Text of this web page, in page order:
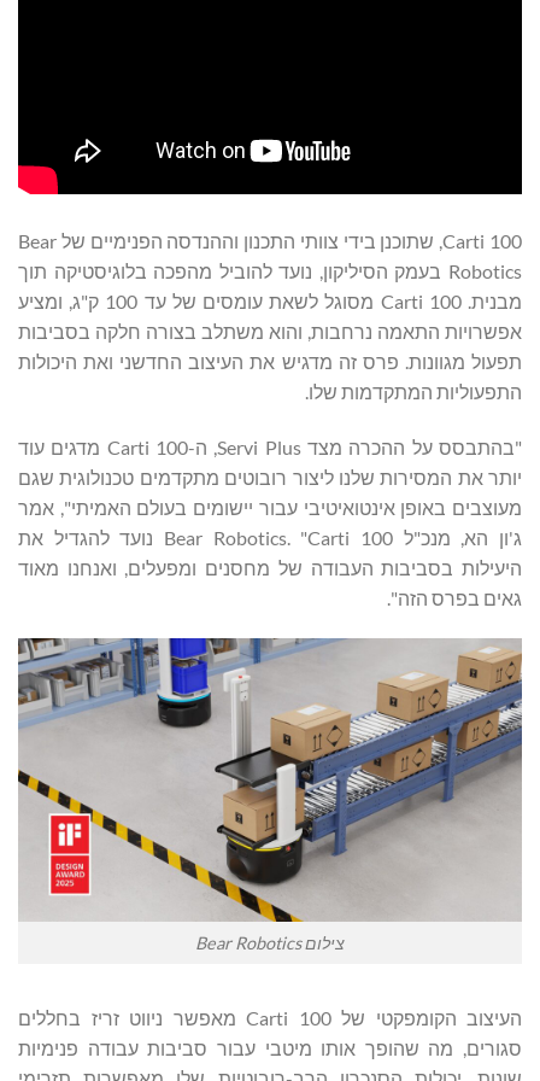
Carti 100, שתוכנן בידי צוותי התכנון וההנדסה הפנימיים של Bear
Robotics בעמק הסיליקון, נועד להוביל מהפכה בלוגיסטיקה תוך
מבנית. Carti 100 מסוגל לשאת עומסים של עד 100 ק"ג, ומציע
אפשרויות התאמה נרחבות, והוא משתלב בצורה חלקה בסביבות
תפעול מגוונות. פרס זה מדגיש את העיצוב החדשני ואת היכולות
התפעוליות המתקדמות שלו.
"בהתבסס על ההכרה מצד Servi Plus, ה-Carti 100 מדגים עוד
יותר את המסירות שלנו ליצור רובוטים מתקדמים טכנולוגית שגם
מעוצבים באופן אינטואיטיבי עבור יישומים בעולם האמיתי", אמר
ג'ון הא, מנכ"ל Bear Robotics. "Carti 100 נועד להגדיל את
היעילות בסביבות העבודה של מחסנים ומפעלים, ואנחנו מאוד
גאים בפרס הזה".
צילום Bear Robotics
העיצוב הקומפקטי של Carti 100 מאפשר ניווט זריז בחללים
סגורים, מה שהופך אותו מיטבי עבור סביבות עבודה פנימיות